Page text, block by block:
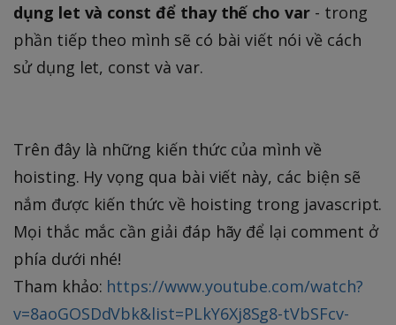
dụng let và const để thay thế cho var - trong
phần tiếp theo mình sẽ có bài viết nói về cách
sử dụng let, const và var.
Trên đây là những kiến thức của mình về
hoisting. Hy vọng qua bài viết này, các biện sẽ
nắm được kiến thức về hoisting trong javascript.
Mọi thắc mắc cần giải đáp hãy để lại comment ở
phía dưới nhé!
Tham khảo: https://www.youtube.com/watch?
v=8aoGOSDdVbk&list=PLkY6Xj8Sg8-tVbSFcv-